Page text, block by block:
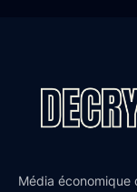
Média économique